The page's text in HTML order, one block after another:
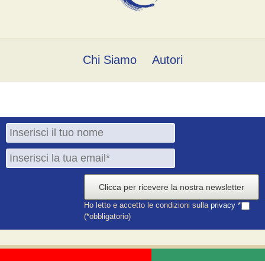
Chi Siamo Autori
Clicca per ricevere la nostra newsletter
Ho letto e accetto le condizioni sulla privacy *
(*obbligatorio)